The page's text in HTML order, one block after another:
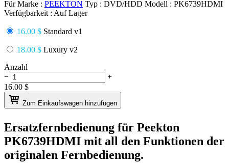
Für Marke : PEEKTON Typ : DVD/HDD Modell : PK6739HDMI
Verfügbarkeit : Auf Lager
16.00 $ Standard v1
18.00 $ Luxury v2
Anzahl
−
+
16.00 $
Zum Einkaufswagen hinzufügen
Ersatzfernbedienung für Peekton
PK6739HDMI mit all den Funktionen der
originalen Fernbedienung.